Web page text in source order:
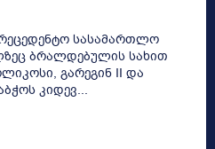
სასამართლო
ბრალდებულის სახით
გარეგინ II და
კიდევ...